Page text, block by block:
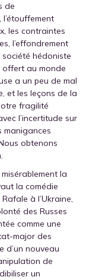
de
l’étouffement
les contraintes
l’effondrement
société hédoniste
offert au monde
a un peu de mal
et les leçons de la
fragilité
l’incertitude sur
manigances
obtenons
la
la comédie
à l’Ukraine,
des Russes
comme une
major des
d’un nouveau
de
un